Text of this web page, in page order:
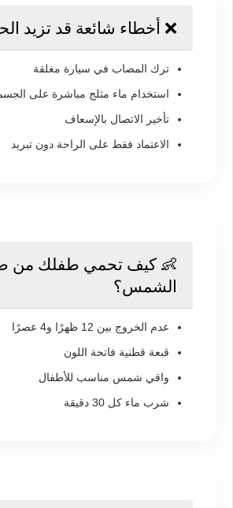
❌ أخطاء شائعة قد تزيد
ترك المصاب في سيارة مغلقة
استخدام ماء مثلج مباشرة على
تأخير الاتصال بالإسعاف
الاعتماد فقط على الراحة دون تبريد
👶 كيف تحمي طفلك من
الشمس؟
عدم الخروج بين 12 ظهرًا و4 عصرًا
قبعة قطنية فاتحة اللون
واقي شمس مناسب للأطفال
شرب ماء كل 30 دقيقة